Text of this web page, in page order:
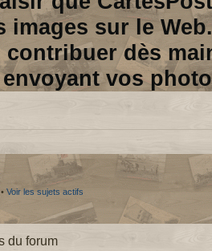
images sur le Web.
contribuer dès
vos
• Voir les sujets actifs
du forum